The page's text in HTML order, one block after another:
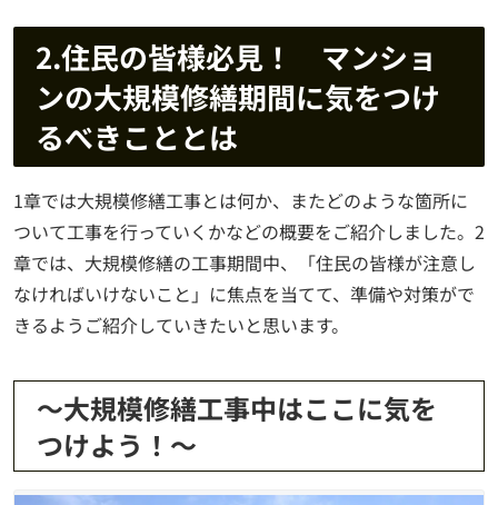
2.住民の皆様必見！ マンショ
ンの大規模修繕期間に気をつけ
るべきこととは
1章では大規模修繕工事とは何か、またどのような箇所に
ついて工事を行っていくかなどの概要をご紹介しました。2
章では、大規模修繕の工事期間中、「住民の皆様が注意し
なければいけないこと」に焦点を当てて、準備や対策がで
きるようご紹介していきたいと思います。
～大規模修繕工事中はここに気を
つけよう！～